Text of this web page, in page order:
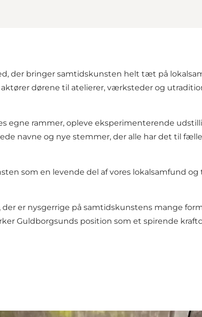
der bringer samtidskunsten helt tæt på
dørene til atelierer, værksteder og
egne rammer, opleve eksperimenterende
navne og nye stemmer, der alle har det til
som en levende del af vores lokalsamfund
der er nysgerrige på samtidskunstens mange
Guldborgsunds position som et spirende